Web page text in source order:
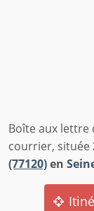
Boîte aux
courrier, située
(77120)en